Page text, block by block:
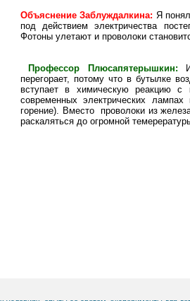
Объяснение Заблуждалкина: Я
под действием электричества
Фотоны улетают и проволоки
Профессор Плюсапятерышкин:
перегорает, потому что в бутылке
вступает в химическую реакцию
современных электрических
горение). Вместо проволоки из
раскаляться до огромной